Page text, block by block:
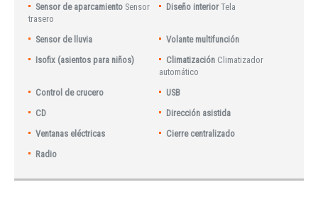
Sensor de aparcamiento Sensor
trasero
Diseño interior Tela
Sensor de lluvia
Volante multifunción
Isofix (asientos para niños)
Climatización Climatizador
automático
Control de crucero
USB
CD
Dirección asistida
Ventanas eléctricas
Cierre centralizado
Radio